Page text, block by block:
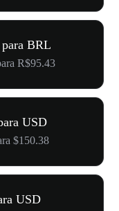
BRL
R$95.43
USD
$150.38
USD